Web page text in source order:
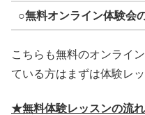
○無料オンライン体験会
こちらも無料のオンライ
ている方はまずは体験レ
★無料体験レッスンの流れ